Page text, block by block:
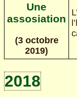
Une
assosiation
(3 octobre
2019)
2018